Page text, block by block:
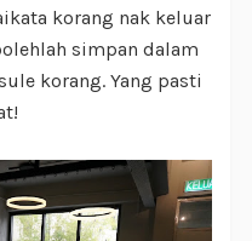
korang nak keluar
simpan dalam
korang. Yang pasti